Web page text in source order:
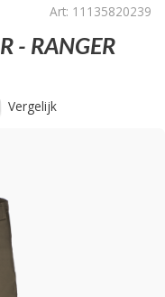
Art: 11135820239
- RANGER
Vergelijk